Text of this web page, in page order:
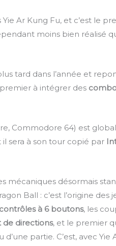
Ar Kung Fu, et c’est le
moins bien réalisé
tard dans l’année et
à intégrer des
Commodore 64) est
il sera à son tour copié par
mécaniques désormais
Ball : c’est l’origine des
contrôles à 6 boutons, les
de directions, et le premier
partie. C’est, avec Yie